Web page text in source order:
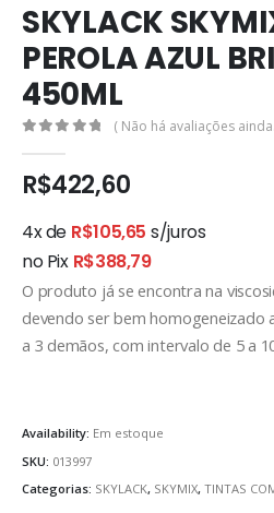
SKYLACK
PEROLA AZUL
450ML
( Não há avaliações
R$422,60
4x de R$105,65 s/juros
no Pix R$388,79
O produto já se encontra na
devendo ser bem homogeneizado
a 3 demãos, com intervalo de 5 a
Availability: Em estoque
SKU: 013997
Categorias: SKYLACK, SKYMIX, TINTAS